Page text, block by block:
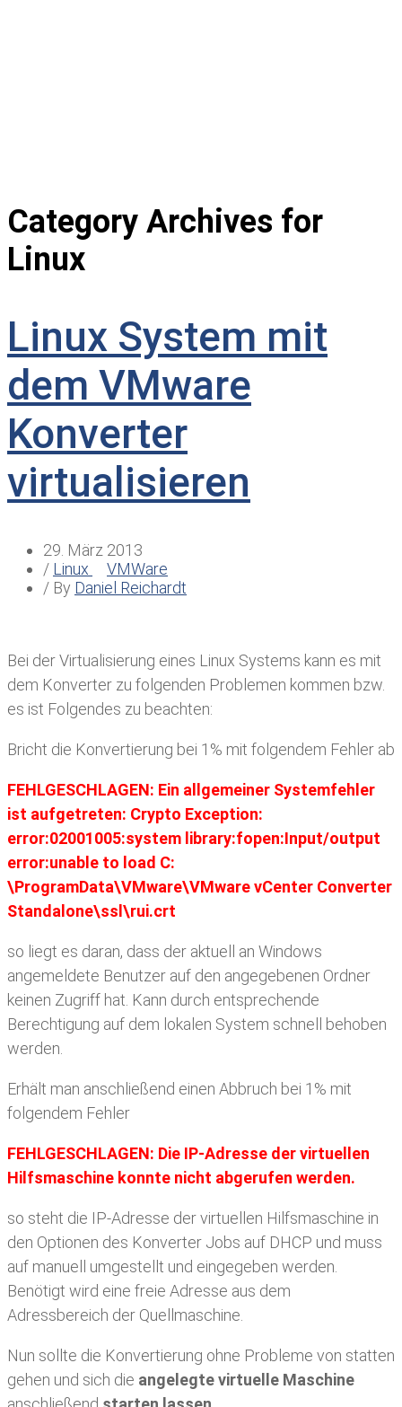
Category Archives for
Linux
Linux System mit
dem VMware
Konverter
virtualisieren
29. März 2013
/ Linux
VMWare
/ By Daniel Reichardt
Bei der Virtualisierung eines Linux Systems kann es mit
dem Konverter zu folgenden Problemen kommen bzw.
es ist Folgendes zu beachten:
Bricht die Konvertierung bei 1% mit folgendem Fehler ab
FEHLGESCHLAGEN: Ein allgemeiner Systemfehler
ist aufgetreten: Crypto Exception:
error:02001005:system library:fopen:Input/output
error:unable to load C:
\ProgramData\VMware\VMware vCenter Converter
Standalone\ssl\rui.crt
so liegt es daran, dass der aktuell an Windows
angemeldete Benutzer auf den angegebenen Ordner
keinen Zugriff hat. Kann durch entsprechende
Berechtigung auf dem lokalen System schnell behoben
werden.
Erhält man anschließend einen Abbruch bei 1% mit
folgendem Fehler
FEHLGESCHLAGEN: Die IP-Adresse der virtuellen
Hilfsmaschine konnte nicht abgerufen werden.
so steht die IP-Adresse der virtuellen Hilfsmaschine in
den Optionen des Konverter Jobs auf DHCP und muss
auf manuell umgestellt und eingegeben werden.
Benötigt wird eine freie Adresse aus dem
Adressbereich der Quellmaschine.
Nun sollte die Konvertierung ohne Probleme von statten
gehen und sich die angelegte virtuelle Maschine